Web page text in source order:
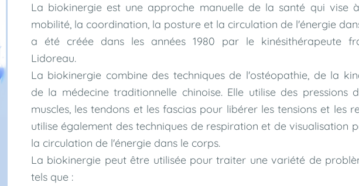
La biokinergie est une approche manuelle de la santé qui vise
mobilité, la coordination, la posture et la circulation de l'énergie
a été créée dans les années 1980 par le kinésithérapeute
Lidoreau.
La biokinergie combine des techniques de l'ostéopathie, de la
de la médecine traditionnelle chinoise. Elle utilise des pressions
muscles, les tendons et les fascias pour libérer les tensions et les
utilise également des techniques de respiration et de visualisation
la circulation de l'énergie dans le corps.
La biokinergie peut être utilisée pour traiter une variété de
tels que :